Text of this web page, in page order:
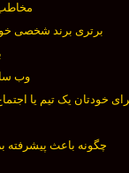
۳_
۴_ برتری برند شخصی
۶_ وب
چگونه باعث